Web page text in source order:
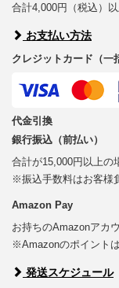
合計4,000円（税込）
お支払い方法
クレジットカード（一
代金引換
銀行振込（前払い）
合計が15,000円以上の
※振込手数料はお客様
Amazon Pay
お持ちのAmazonアカ
※Amazonのポイント
発送スケジュール